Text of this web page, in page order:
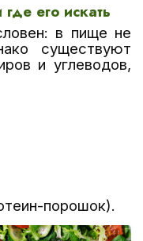
его искать
в пище не
существуют
и углеводов,
порошок).